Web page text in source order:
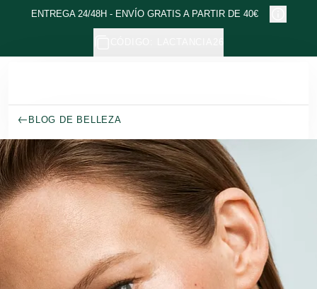
Ir al contenido principal
ENTREGA 24/48H - ENVÍO GRATIS A PARTIR DE 40€
BLOG DE BELLEZA